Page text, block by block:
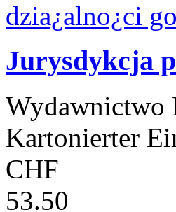
Jurysdykcja
Wydawnictwo
Kartonierter
CHF
53.50